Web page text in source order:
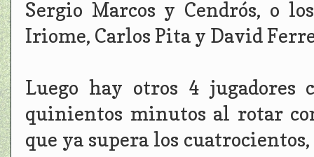
Sergio Marcos y Cendrós, o
Iriome, Carlos Pita y David
Luego hay otros 4 jugadores
quinientos minutos al rotar
que ya supera los